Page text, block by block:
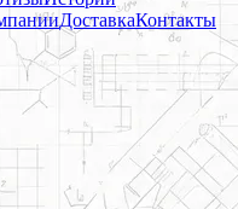
ДоставкаКонтакты